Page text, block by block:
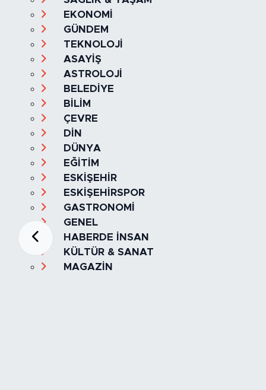
EKONOMİ
GÜNDEM
TEKNOLOJİ
ASAYİŞ
ASTROLOJİ
BELEDİYE
BİLİM
ÇEVRE
DİN
DÜNYA
EĞİTİM
ESKİŞEHİR
ESKİŞEHİRSPOR
GASTRONOMİ
GENEL
HABERDE İNSAN
KÜLTÜR & SANAT
MAGAZİN